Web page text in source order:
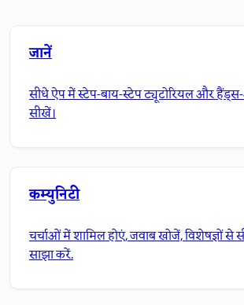
जानें
सीधे ऐप में स्टेप-बाय-स्टेप ट्यूटोरियल और
सीखें।
कम्युनिटी
चर्चाओं में शामिल होएं, जवाब खोजें, विशेषज्ञों से
साझा करें.